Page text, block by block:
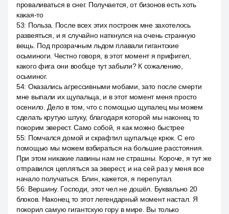
проваливаться в снег. Получается, от бизонов есть хоть
какая-то
53: Польза. После всех этих построек мне захотелось
развеяться, и я случайно наткнулся на очень странную
вещь. Под прозрачным льдом плавали гигантские
осьминоги. Честно говоря, в этот момент я прифигел,
какого фига они вообще тут забыли? К сожалению,
осьминог.
54: Оказались агрессивными мобами, зато после смерти
мне выпали их щупальца, и в этот момент меня просто
осенило. Дело в том, что с помощью щупалец мы можем
сделать крутую штуку, благодаря которой мы наконец то
покорим эверест. Само собой, я как можно быстрее
55: Помчался домой и скрафтил щупальце крюк. С его
помощью мы можем взбираться на большие расстояния.
При этом никакие лавины нам не страшны. Короче, я тут же
отправился цепляться за эверест, и на сей раз у меня все
начало получаться. Блин, кажется, я перепутал.
56: Вершину. Господи, этот чел не дошёл. Буквально 20
блоков. Наконец то этот легендарный момент настал. Я
покорил самую гигантскую гору в мире. Вы только